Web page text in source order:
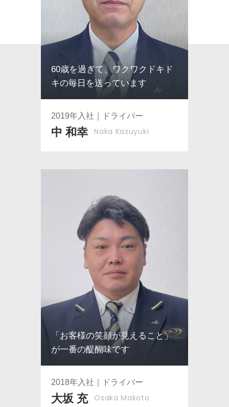
60歳を過ぎて、ワクワクドキド
キの毎日を送っています
2019年入社｜ドライバー
中 和幸 Naka Kazuyuki
「お客様の笑顔が見えること」
が一番の醍醐味です
2018年入社｜ドライバー
大坂 充 Osaka Makoto